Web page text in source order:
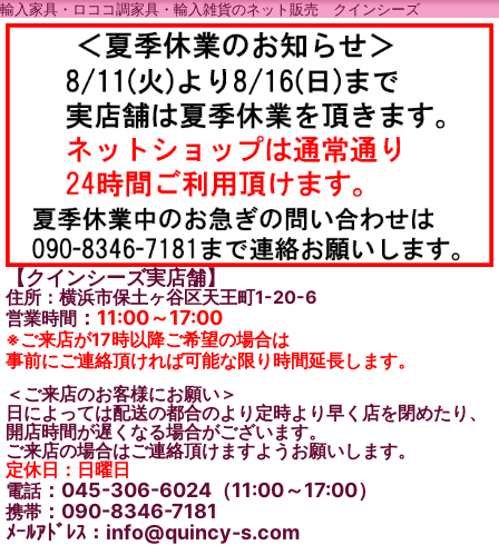
輸入家具・ロココ調家具・輸入雑貨のネット販売 クインシーズ
【クインシーズ実店舗】
住所：横浜市保土ヶ谷区天王町1-20-6
営業時間 ： 11:00～17:00
※ご来店が17時以降ご希望の場合は
事前にご連絡頂ければ可能な限り時間延長します。
＜ご来店のお客様にお願い＞
日によっては配送の都合のより定時より早く店を閉めたり、
開店時間が遅くなる場合がございます。
ご来店の場合はご連絡頂けますようお願いします。
定休日：日曜日
電話：045-306-6024（11:00～17:00）
携帯 ：090-8346-7181
ﾒｰﾙｱﾄﾞﾚｽ：info@quincy-s.com